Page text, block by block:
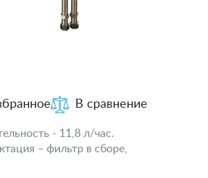
В сравнение
- 11,8 л/час.
– фильтр в сборе,